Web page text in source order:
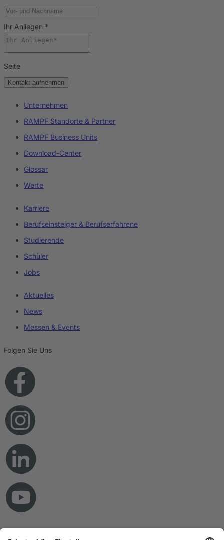
Ihr Anliegen *
Seite
Kontakt aufnehmen
Unternehmen
RAMPF Standorte & Partner
RAMPF Business Units
Download-Center
Glossar
Werte
Karriere
Berufseinsteiger & Berufserfahrene
Studierende
Schüler
Jobs
Aktuelles
News
Messen & Events
Folgen Sie Uns